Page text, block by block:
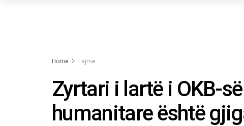
Home Lajme
Zyrtari i lartë i OKB-
humanitare është